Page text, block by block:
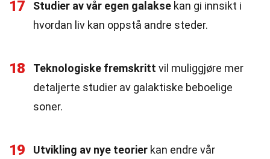
17 Studier av vår egen galakse kan gi innsikt i
hvordan liv kan oppstå andre steder.
18 Teknologiske fremskritt vil muliggjøre mer
detaljerte studier av galaktiske beboelige
soner.
19 Utvikling av nye teorier kan endre vår